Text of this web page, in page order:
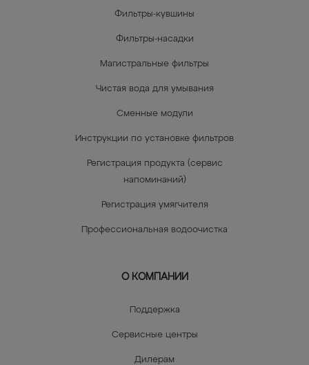
Фильтры-кувшины
Фильтры-насадки
Магистральные фильтры
Чистая вода для умывания
Сменные модули
Инструкции по установке фильтров
Регистрация продукта (сервис
напоминаний)
Регистрация умягчителя
Профессиональная водоочистка
О КОМПАНИИ
Поддержка
Сервисные центры
Дилерам